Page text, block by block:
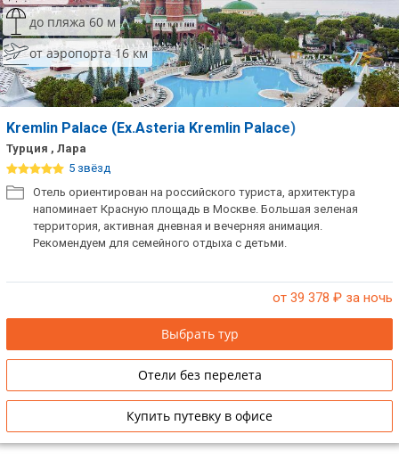
до пляжа 60 м
от аэропорта 16 км
Kremlin Palace (Ex.Asteria Kremlin Palace)
Турция , Лара
5 звёзд
Отель ориентирован на российского туриста, архитектура
напоминает Красную площадь в Москве. Большая зеленая
территория, активная дневная и вечерняя анимация.
Рекомендуем для семейного отдыха с детьми.
от 39 378 ₽ за ночь
Выбрать тур
Отели без перелета
Купить путевку в офисе